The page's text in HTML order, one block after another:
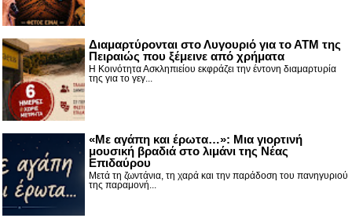
Διαμαρτύρονται στο Λυγουριό για το ΑΤΜ της
Πειραιώς που ξέμεινε από χρήματα
Η Κοινότητα Ασκληπιείου εκφράζει την έντονη διαμαρτυρία
της για το γεγ...
«Με αγάπη και έρωτα…»: Μια γιορτινή
μουσική βραδιά στο λιμάνι της Νέας
Επιδαύρου
Μετά τη ζωντάνια, τη χαρά και την παράδοση του πανηγυριού
της παραμονή...